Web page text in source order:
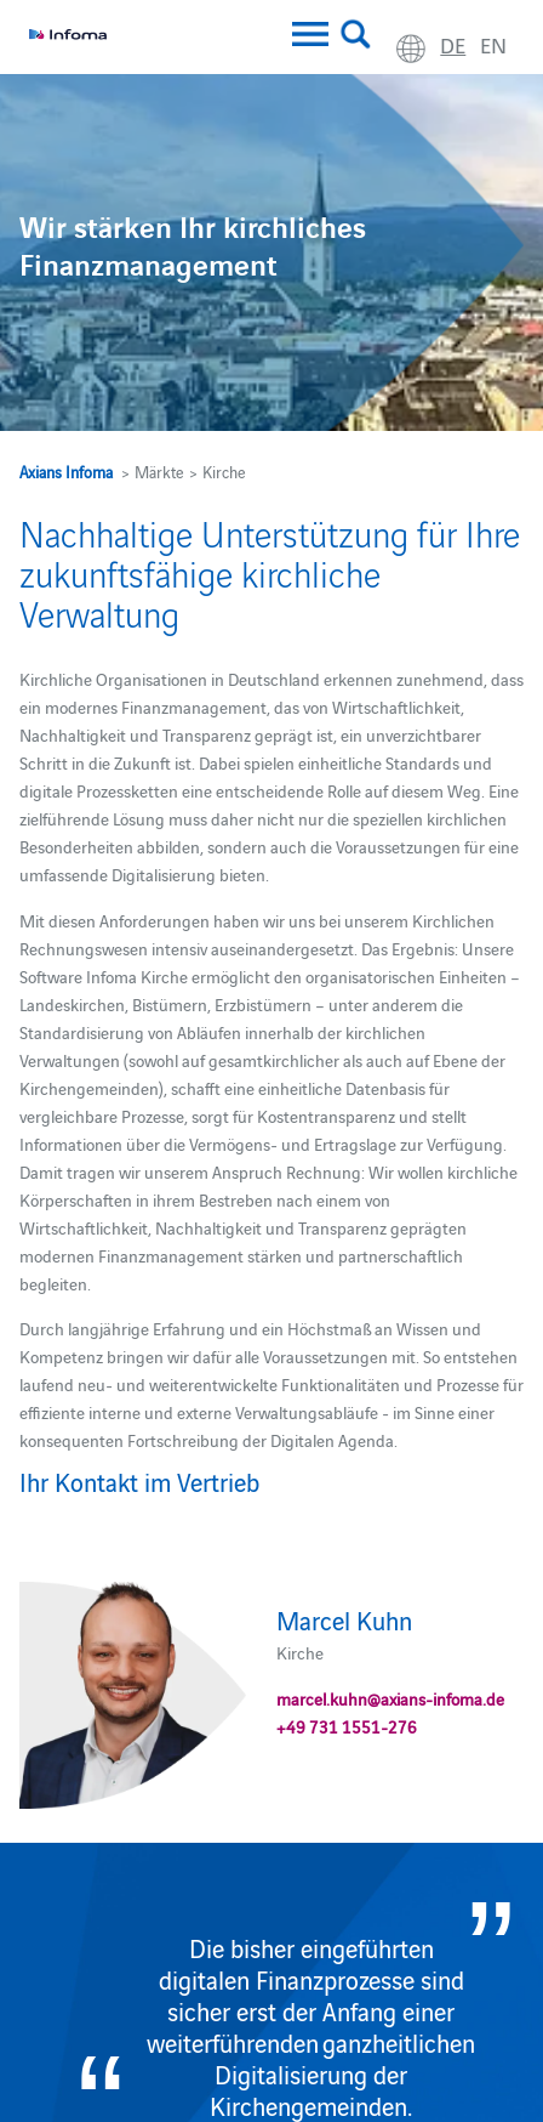
DE EN
Wir stärken Ihr kirchliches
Finanzmanagement
Axians Infoma> Märkte > Kirche
Nachhaltige Unterstützung für Ihre
zukunftsfähige kirchliche
Verwaltung
Kirchliche Organisationen in Deutschland erkennen zunehmend, dass
ein modernes Finanzmanagement, das von Wirtschaftlichkeit,
Nachhaltigkeit und Transparenz geprägt ist, ein unverzichtbarer
Schritt in die Zukunft ist. Dabei spielen einheitliche Standards und
digitale Prozessketten eine entscheidende Rolle auf diesem Weg. Eine
zielführende Lösung muss daher nicht nur die speziellen kirchlichen
Besonderheiten abbilden, sondern auch die Voraussetzungen für eine
umfassende Digitalisierung bieten.
Mit diesen Anforderungen haben wir uns bei unserem Kirchlichen
Rechnungswesen intensiv auseinandergesetzt. Das Ergebnis: Unsere
Software Infoma Kirche ermöglicht den organisatorischen Einheiten –
Landeskirchen, Bistümern, Erzbistümern – unter anderem die
Standardisierung von Abläufen innerhalb der kirchlichen
Verwaltungen (sowohl auf gesamtkirchlicher als auch auf Ebene der
Kirchengemeinden), schafft eine einheitliche Datenbasis für
vergleichbare Prozesse, sorgt für Kostentransparenz und stellt
Informationen über die Vermögens- und Ertragslage zur Verfügung.
Damit tragen wir unserem Anspruch Rechnung: Wir wollen kirchliche
Körperschaften in ihrem Bestreben nach einem von
Wirtschaftlichkeit, Nachhaltigkeit und Transparenz geprägten
modernen Finanzmanagement stärken und partnerschaftlich
begleiten.
Durch langjährige Erfahrung und ein Höchstmaß an Wissen und
Kompetenz bringen wir dafür alle Voraussetzungen mit. So entstehen
laufend neu- und weiterentwickelte Funktionalitäten und Prozesse für
effiziente interne und externe Verwaltungsabläufe - im Sinne einer
konsequenten Fortschreibung der Digitalen Agenda.
Ihr Kontakt im Vertrieb
Marcel Kuhn
Kirche
marcel.kuhn@axians-infoma.de
+49 731 1551-276
Die bisher eingeführten
digitalen Finanzprozesse sind
sicher erst der Anfang einer
weiterführenden ganzheitlichen
Digitalisierung der
Kirchengemeinden.